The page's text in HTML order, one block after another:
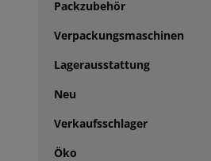
Packzubehör
Verpackungsmaschinen
Lagerausstattung
Neu
Verkaufsschlager
Öko